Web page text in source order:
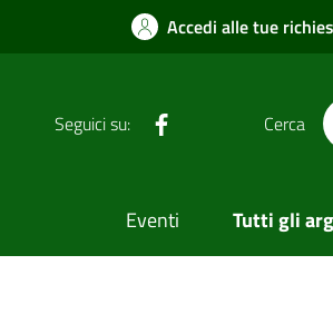
Accedi alle tue
Seguici su: Cerca
Eventi Tutti gli